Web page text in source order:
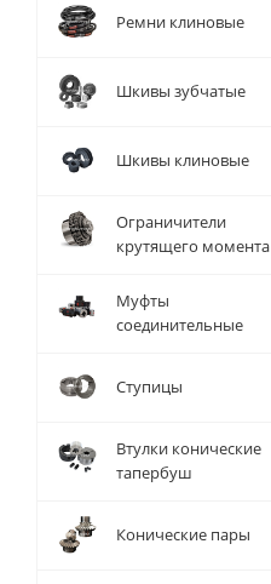
Ремни клиновые
Шкивы зубчатые
Шкивы клиновые
Ограничители
крутящего момента
Муфты
соединительные
Ступицы
Втулки конические
тапербуш
Конические пары